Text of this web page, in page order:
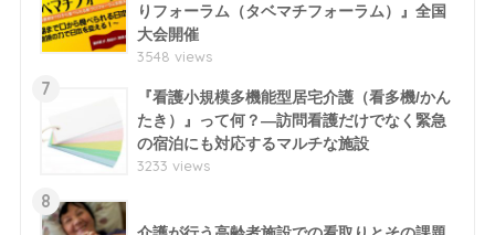
りフォーラム（タベマチフォーラム）』全国
大会開催
3548 views
7
『看護小規模多機能型居宅介護（看多機/かん
たき）』って何？―訪問看護だけでなく緊急
の宿泊にも対応するマルチな施設
3233 views
8